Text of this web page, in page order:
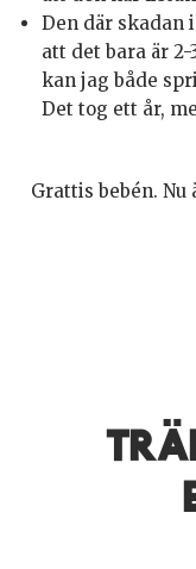
Den där skadan
att det bara är
kan jag både
Det tog ett år,
Grattis bebén.